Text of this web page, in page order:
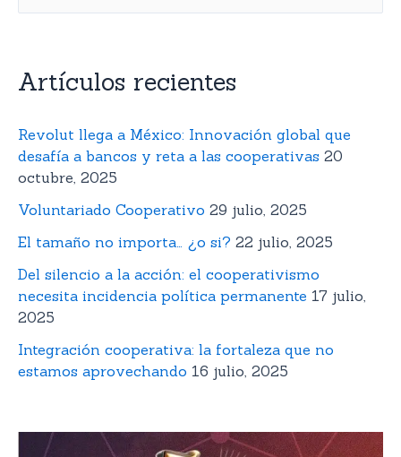
Artículos recientes
Revolut llega a México: Innovación global que
desafía a bancos y reta a las cooperativas 20
octubre, 2025
Voluntariado Cooperativo 29 julio, 2025
El tamaño no importa… ¿o si? 22 julio, 2025
Del silencio a la acción: el cooperativismo
necesita incidencia política permanente 17 julio,
2025
Integración cooperativa: la fortaleza que no
estamos aprovechando 16 julio, 2025